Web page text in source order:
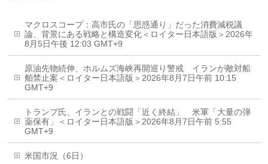
マクロスコープ：高市氏の「思惑通り」だった消費減税議
論、背景にある戦略と構造変化＜ロイター日本語版＞2026年
8月5日午後 12:03 GMT+9
原油先物続伸、ホルムズ海峡再開巡り警戒 イランが敵対船
舶禁止案＜ロイター日本語版＞2026年8月7日午前 10:15
GMT+9
トランプ氏、イランとの戦闘「近く終結」 米軍「大量の弾
薬保有」＜ロイター日本語版＞2026年8月7日午前 5:55
GMT+9
米国市況（6日）